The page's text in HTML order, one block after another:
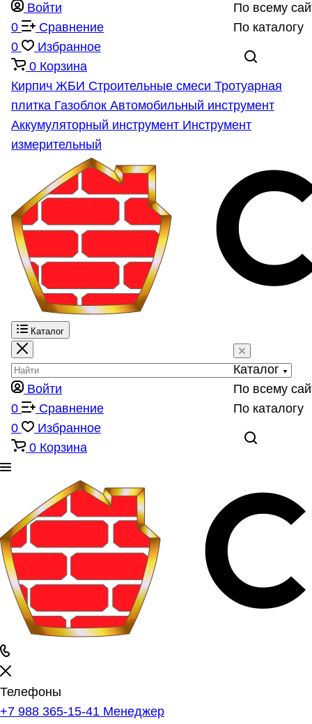
По всему
По каталогу
Войти
0
Сравнение
0
Избранное
0 Корзина
Кирпич ЖБИ Строительные смеси Тротуарная
плитка Газоблок Автомобильный инструмент
Аккумуляторный инструмент Инструмент
измерительный
Каталог
Каталог
По всему
По каталогу
Войти
0
Сравнение
0
Избранное
0 Корзина
Телефоны
+7 988 365-15-41 Менеджер